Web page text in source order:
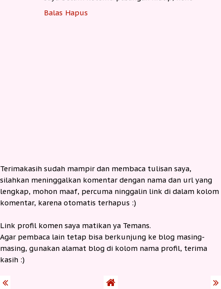
Balas Hapus
Terimakasih sudah mampir dan membaca tulisan saya,
silahkan meninggalkan komentar dengan nama dan url yang
lengkap, mohon maaf, percuma ninggalin link di dalam kolom
komentar, karena otomatis terhapus :)
Link profil komen saya matikan ya Temans.
Agar pembaca lain tetap bisa berkunjung ke blog masing-
masing, gunakan alamat blog di kolom nama profil, terima
kasih :)